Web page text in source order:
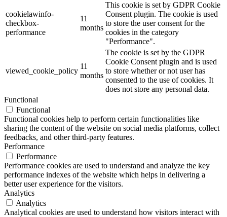
cookielawinfo-
checkbox-
performance
11
months
This cookie is set by GDPR Cookie
Consent plugin. The cookie is used
to store the user consent for the
cookies in the category
"Performance".
viewed_cookie_policy
11
months
The cookie is set by the GDPR
Cookie Consent plugin and is used
to store whether or not user has
consented to the use of cookies. It
does not store any personal data.
Functional
Functional
Functional cookies help to perform certain functionalities like
sharing the content of the website on social media platforms, collect
feedbacks, and other third-party features.
Performance
Performance
Performance cookies are used to understand and analyze the key
performance indexes of the website which helps in delivering a
better user experience for the visitors.
Analytics
Analytics
Analytical cookies are used to understand how visitors interact with